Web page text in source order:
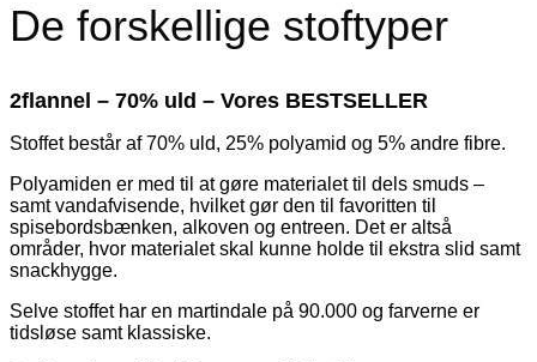
De forskellige stoftyper
2flannel – 70% uld – Vores BESTSELLER
Stoffet består af 70% uld, 25% polyamid og 5% andre fibre.
Polyamiden er med til at gøre materialet til dels smuds –
samt vandafvisende, hvilket gør den til favoritten til
spisebordsbænken, alkoven og entreen. Det er altså
områder, hvor materialet skal kunne holde til ekstra slid samt
snackhygge.
Selve stoffet har en martindale på 90.000 og farverne er
tidsløse samt klassiske.